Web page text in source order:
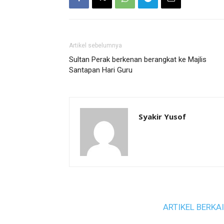
Artikel sebelumnya
Sultan Perak berkenan berangkat ke Majlis
Santapan Hari Guru
Syakir Yusof
ARTIKEL